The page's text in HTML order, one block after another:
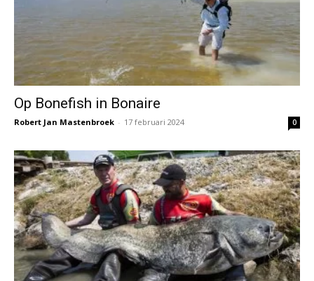
Op Bonefish in Bonaire
Robert Jan Mastenbroek - 17 februari 2024 0